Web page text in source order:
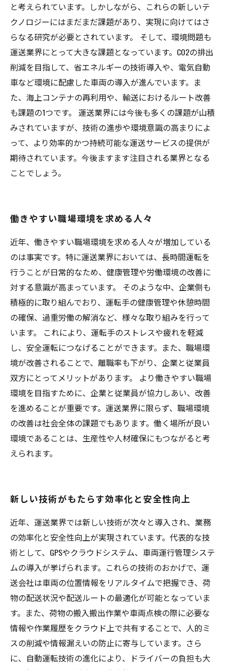
と考えられています。しかしながら、これらの新しいテ
クノロジーにはまだまだ課題があり、実現に向けてはさ
らなる研究が必要とされています。 そして、環境問題も
運送業界にとって大きな課題となっています。CO2の排出
削減を目指して、省エネルギーの技術導入や、電気自動
車など環境に配慮した車両の導入が進んでいます。ま
た、海上コンテナの再利用や、輸送におけるルート改善
も課題の1つです。 運送業界には今後も多くの課題が山積
みされていますが、技術の進歩や環境意識の高まりによ
って、より効率的かつ持続可能な運送サービスの提供が
期待されています。今後ますます注目される業界となる
ことでしょう。
働きやすい職場環境を求める人々
近年、働きやすい職場環境を求める人々が増加している
のは事実です。特に運送業界においては、長時間運転を
行うことが日常的なため、健康管理や労働環境の改善に
対する意識が高まっています。 そのような中、企業側も
積極的に取り組んでおり、運転手の健康管理や休憩時間
の確保、過重労働の解消など、様々な取り組みを行って
います。 これにより、運転手のストレスや疲れを軽減
し、安全運転につなげることができます。また、職場環
境が改善されることで、離職率も下がり、企業と従業員
双方にとってメリットがあります。 より働きやすい職場
環境を目指すために、企業と従業員が協力しあい、改善
を進めることが重要です。運送業界に限らず、職場環境
の改善は社会全体の課題でもあります。働く場所が良い
環境であることは、生産性や人材確保にもつながると考
えられます。
新しい技術がもたらす効率化と安全性向上
近年、運送業界では新しい技術が次々と導入され、業務
の効率化と安全性向上が実現されています。代表的な技
術として、GPSやクラウドシステム、車両運行管理システ
ムの導入が挙げられます。これらの技術のおかげで、運
送会社は車両の位置情報をリアルタイムで把握でき、荷
物の配送状況や配送ルートの最適化が可能となっていま
す。また、荷物の搬入搬出作業や車両点検の際に必要な
情報や作業履歴をクラウド上で共有することで、人的ミ
スの削減や情報漏えいの防止に寄与しています。さら
に、自動運転技術の進化により、ドライバーの負担も大